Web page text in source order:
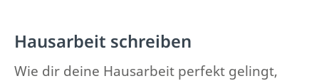
Hausarbeit schreiben
Wie dir deine Hausarbeit perfekt gelingt,